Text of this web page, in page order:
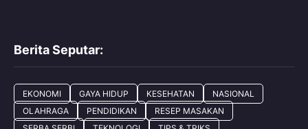
Berita Seputar:
EKONOMI GAYA HIDUP KESEHATAN
NASIONAL
OLAHRAGA
PENDIDIKAN
RESEP MASAKAN